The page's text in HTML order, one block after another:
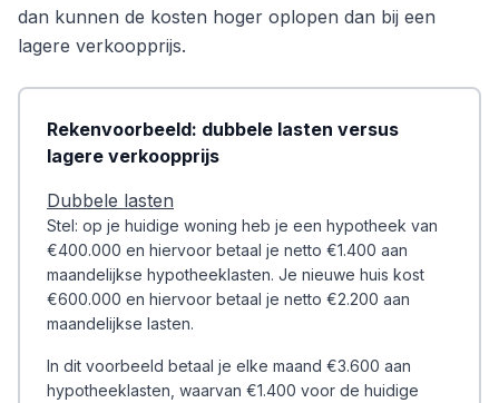
dan kunnen de kosten hoger oplopen dan bij een
lagere verkoopprijs.
Rekenvoorbeeld: dubbele lasten versus
lagere verkoopprijs
Dubbele lasten
Stel: op je huidige woning heb je een hypotheek van
€400.000 en hiervoor betaal je netto €1.400 aan
maandelijkse hypotheeklasten. Je nieuwe huis kost
€600.000 en hiervoor betaal je netto €2.200 aan
maandelijkse lasten.
In dit voorbeeld betaal je elke maand €3.600 aan
hypotheeklasten, waarvan €1.400 voor de huidige